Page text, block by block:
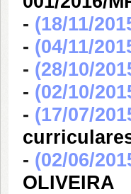
- (18/11/
- (04/11/
- (28/10/
- (02/10/
- (17/07/
- (02/06/
OLIVEIRA